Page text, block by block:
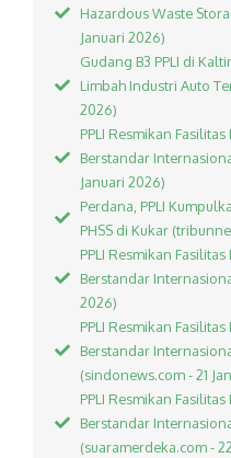
Hazardous Waste
Januari 2026)
Gudang B3 PPLI di
Limbah Industri Auto
2026)
PPLI Resmikan
Berstandar
Januari 2026)
Perdana, PPLI
PHSS di Kukar
PPLI Resmikan
Berstandar
2026)
PPLI Resmikan
Berstandar
(sindonews.com - 21
PPLI Resmikan
Berstandar
(suaramerdeka.com -